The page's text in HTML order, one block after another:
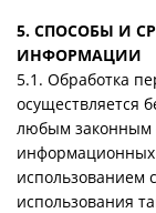
5. СПОСОБЫ И
ИНФОРМАЦИИ
5.1. Обработка
осуществляется
любым законным
информационных
использованием
использования